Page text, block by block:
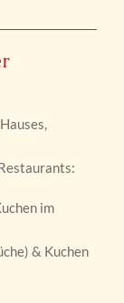
im
& Kuchen